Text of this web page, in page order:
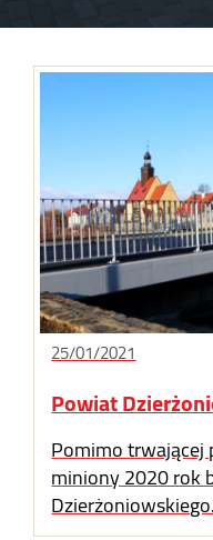
25/01/2021
Powiat
Pomimo trwającej
miniony 2020 rok